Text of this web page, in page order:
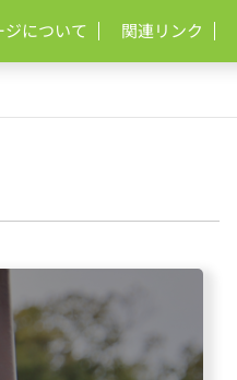
ジについて 関連リンク